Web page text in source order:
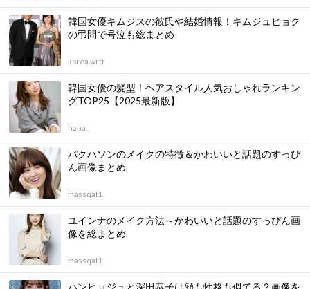
韓国女優キムジスの彼氏や結婚情報！キムジュヒョク
の弔問で号泣も総まとめ
korea.wrtr
韓国女優の髪型！ヘアスタイル人気おしゃれランキン
グTOP25【2025最新版】
hana
パクハソンのメイクの特徴＆かわいいと話題のすっぴ
ん画像まとめ
massqat1
ユインナのメイク方法～かわいいと話題のすっぴん画
像を総まとめ
massqat1
ハンヒョジュと深田恭子は顔も性格も似てる？画像を